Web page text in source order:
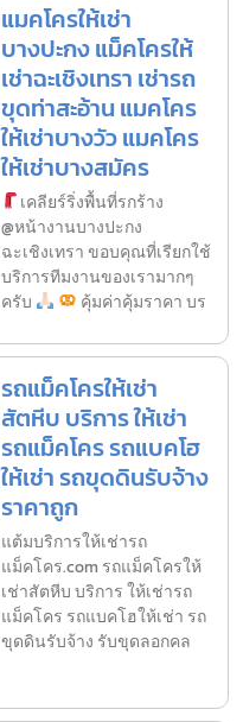
แมคโครให้เช่า
บางปะกง แม็คโครให้
เช่าฉะเชิงเทรา เช่ารถ
ขุดท่าสะอ้าน แมคโคร
ให้เช่าบางวัว แมคโคร
ให้เช่าบางสมัคร
เคลียร์ริ่งพื้นที่รกร้าง
@หน้างานบางปะกง
ฉะเชิงเทรา ขอบคุณที่เรียกใช้
บริการทีมงานของเรามากๆ
ครับ
คุ้มค่าคุ้มราคา บร
รถแม็คโครให้เช่า
สัตหีบ บริการ ให้เช่า
รถแม็คโคร รถแบคโฮ
ให้เช่า รถขุดดินรับจ้าง
ราคาถูก
แต้มบริการให้เช่ารถ
แม็คโคร.com รถแม็คโครให้
เช่าสัตหีบ บริการ ให้เช่ารถ
แม็คโคร รถแบคโฮให้เช่า รถ
ขุดดินรับจ้าง รับขุดลอกคล